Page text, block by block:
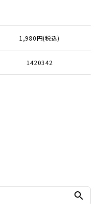
1,980円(税込)
1420342
search